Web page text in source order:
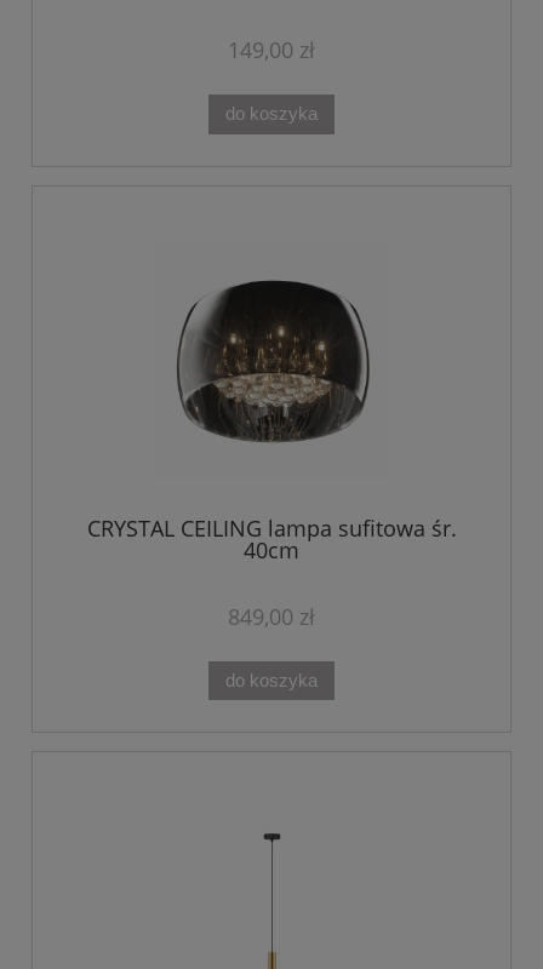
149,00 zł
do koszyka
CRYSTAL CEILING lampa sufitowa śr.
40cm
849,00 zł
do koszyka